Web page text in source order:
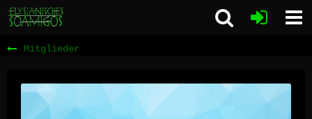
Mitglieder